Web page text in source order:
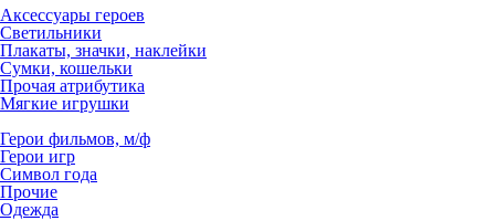
Аксессуары героев
Светильники
Плакаты, значки, наклейки
Сумки, кошельки
Прочая атрибутика
Мягкие игрушки
Герои фильмов, м/ф
Герои игр
Символ года
Прочие
Одежда